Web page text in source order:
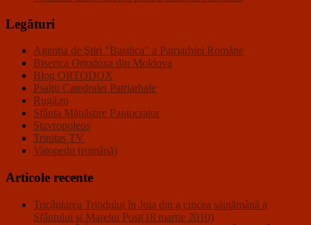
Legături
Agenţia de Ştiri "Basilica" a Patriarhiei Române
Biserica Ortodoxa din Moldova
Blog ORTODOX
Psalţii Catedralei Patriarhale
Rugă.ro
Sfânta Mănăstire Pantocrator
Stavropoleos
Trinitas TV
Vatopedu (română)
Articole recente
Tricântarea Triodului în Joia din a cincea săptămână a
Sfântului şi Marelui Post(18 martie 2010)